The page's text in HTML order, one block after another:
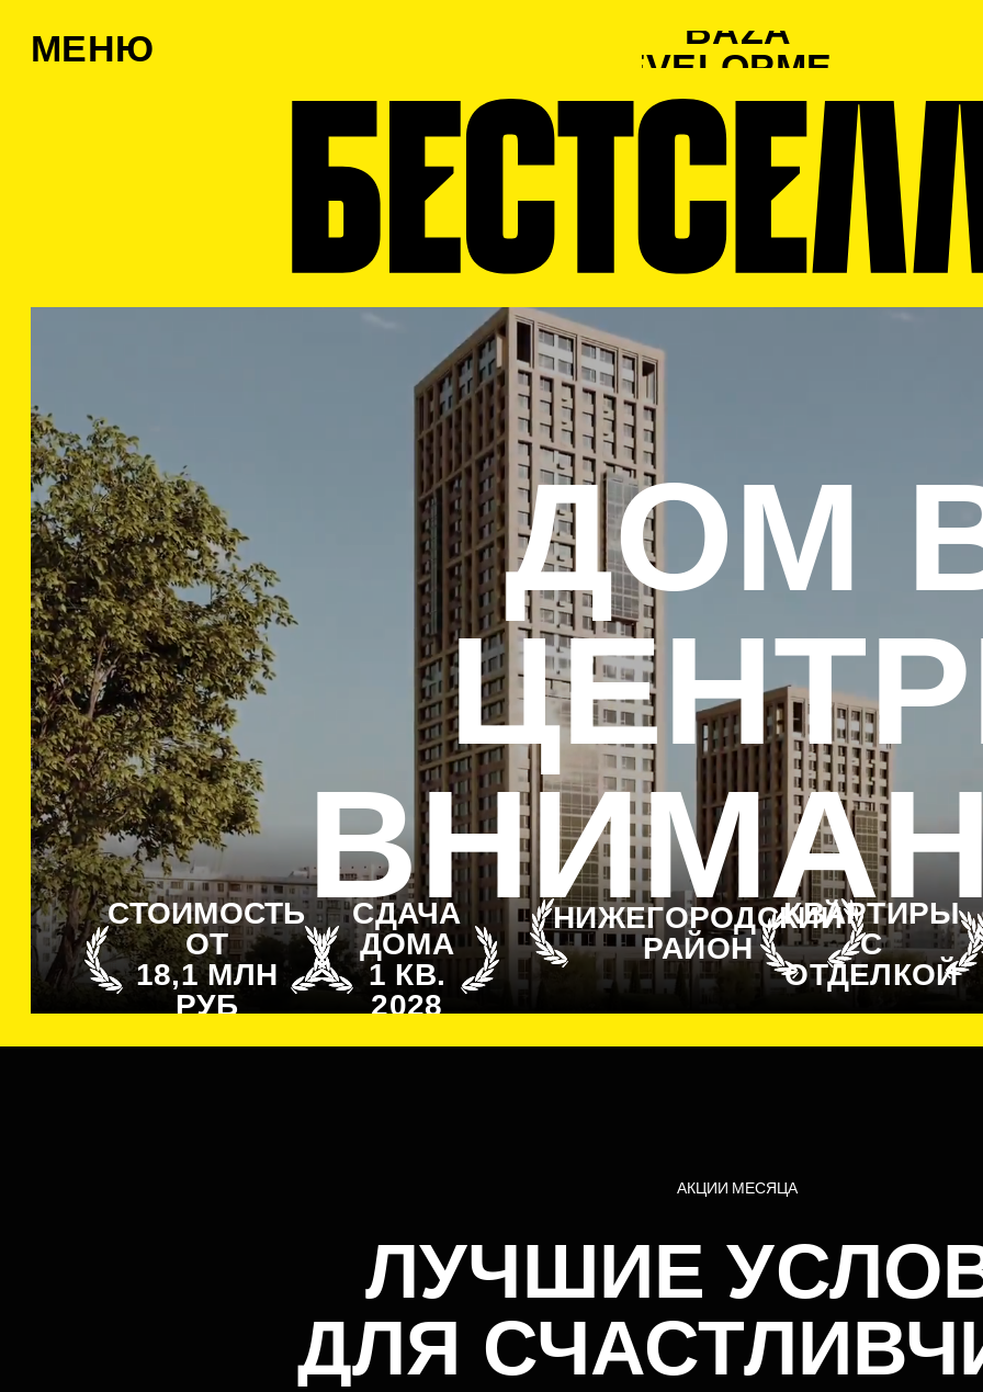
МЕНЮ 019-74-35
15 МИН
ПЕШКОМ
ДО
ПЕРОВСКОЕ
ШОССЕ, 21
КВАРТИРЫ
С
ОТДЕЛКОЙ
НИЖЕГОРОДСКИЙ
РАЙОН
СДАЧА
ДОМА
1 КВ.
СТОИМОСТЬ
ОТ
18,1 МЛН
РУБ
ДОМ В
ЦЕНТРЕ
ВНИМАНИЯ
АКЦИИ МЕСЯЦА
ЛУЧШИЕ
ДЛЯ